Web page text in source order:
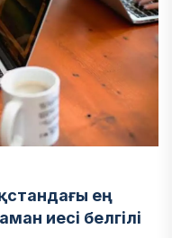
ең
иесі белгілі